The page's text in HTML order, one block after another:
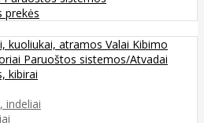
prekės
kuoliukai, atramos Valai Kibimo
Paruoštos sistemos/Atvadai
kibirai
indeliai